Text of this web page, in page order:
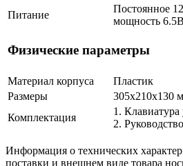
Питание
Постоянное
мощность
Физические параметры
Материал корпуса
Пластик
Размеры
Комплектация
1.
2.
Информация о технических
поставки и внешнем виде товара